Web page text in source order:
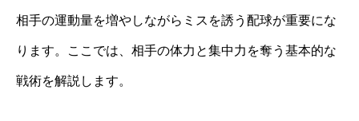
相手の運動量を増やしながらミスを誘う配球が重要にな
ります。ここでは、相手の体力と集中力を奪う基本的な
戦術を解説します。